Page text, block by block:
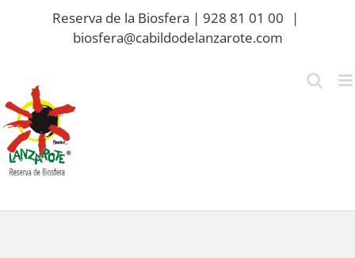
Reserva de la Biosfera | 928 81 01 00
|
biosfera@cabildodelanzarote.com